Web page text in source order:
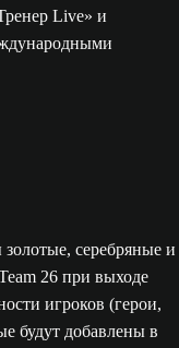
Live» и
серебряные и
26 при выходе
игроков (герои,
будут добавлены в